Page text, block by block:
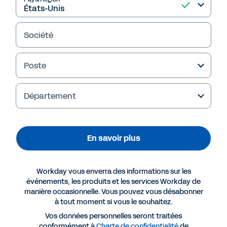
bancaire.
En savoir plus
Plus de ressources
RAPPORT
Société
Poste
Département
En savoir plus
Workday vous enverra des informations sur les
événements, les produits et les services Workday de
manière occasionnelle. Vous pouvez vous désabonner
à tout moment si vous le souhaitez.
Vos données personnelles seront traitées